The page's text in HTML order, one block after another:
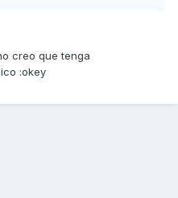
creo que tenga
:okey